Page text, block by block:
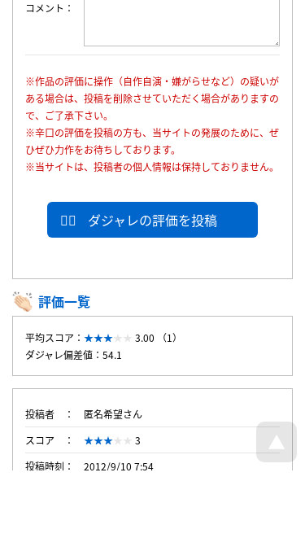
コメント
※作品の評価に操作（自作自演・嫌がらせなど）の疑いが
ある場合は、投稿を削除させていただく場合がありますの
で、ご了承下さい。
※辛口の評価を投稿の方も、当サイトの発展のために、ぜ
ひぜひ力作をお待ちしております。
※当サイトは、投稿者の個人情報は保持しておりません。
ダジャレの評価を投稿
評価一覧
平均スコア：
3.00 （1）
ダジャレ偏差値：54.1
投稿者
匿名希望さん
スコア
3
投稿時刻
2012/9/10 7:54